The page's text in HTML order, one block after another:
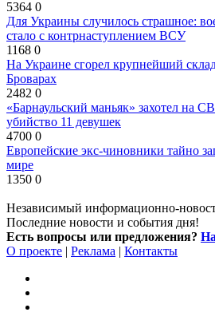
5364 0
Для Украины случилось страшное:
стало с контрнаступлением ВСУ
1168 0
На Украине сгорел крупнейший
Броварах
2482 0
«Барнаульский маньяк» захотел на
убийство 11 девушек
4700 0
Европейские экс-чиновники тайно
мире
1350 0
Независимый информационно-
Последние новости и события дня!
Есть вопросы или предложения?
О проекте | Реклама | Контакты